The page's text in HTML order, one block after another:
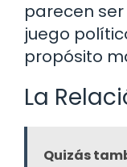
parecen
juego
propósito
La
Quizás